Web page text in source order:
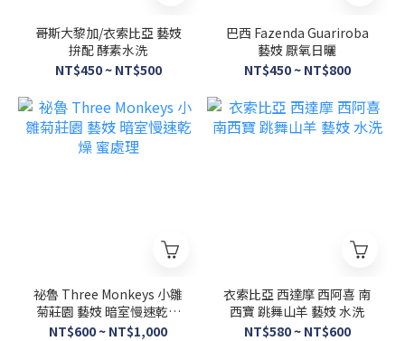
哥斯大黎加/衣索比亞 藝妓
拚配 酵素水洗
NT$450 ~ NT$500
巴西 Fazenda Guariroba
藝妓 厭氧日曬
NT$450 ~ NT$800
祕魯 Three Monkeys 小雛
菊莊園 藝妓 暗室慢速乾燥
蜜處理
NT$600 ~ NT$1,000
衣索比亞 西達摩 西阿喜 南
西寶 跳舞山羊 藝妓 水洗
NT$580 ~ NT$600